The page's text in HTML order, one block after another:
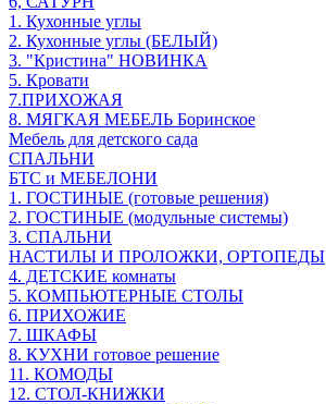
1. Кухонные углы
2. Кухонные углы (БЕЛЫЙ)
3. "Кристина" НОВИНКА
5. Кровати
7.ПРИХОЖАЯ
8. МЯГКАЯ МЕБЕЛЬ Боринское
Мебель для детского сада
СПАЛЬНИ
БТС и МЕБЕЛОНИ
1. ГОСТИНЫЕ (готовые решения)
2. ГОСТИНЫЕ (модульные системы)
3. СПАЛЬНИ
НАСТИЛЫ И ПРОЛОЖКИ, ОРТОПЕДЫ
4. ДЕТСКИЕ комнаты
5. КОМПЬЮТЕРНЫЕ СТОЛЫ
6. ПРИХОЖИЕ
7. ШКАФЫ
8. КУХНИ готовое решение
11. КОМОДЫ
12. СТОЛ-КНИЖКИ